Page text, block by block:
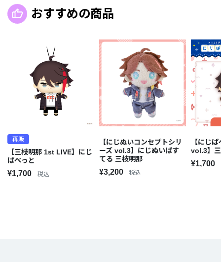
おすすめの商品
再販
【三枝明那 1st LIVE】にじ
ぱぺっと
¥1,700 税込
【にじぬいコンセプトシリ
ーズ vol.3】にじぬいぱす
てる 三枝明那
¥3,200 税込
【にじ
vol.3】
¥1,700